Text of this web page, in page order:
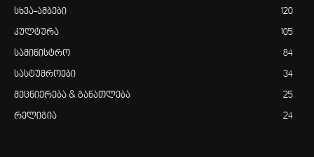
სხვა-ამბები 120
კულტურა 105
სამინისტრო 84
სასტუმროები 34
მეცნიერება & განათლება 25
რელიგია 24